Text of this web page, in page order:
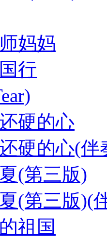
妈妈
行
硬的心
硬的心(伴
(第三版)
(第三版)(
祖国